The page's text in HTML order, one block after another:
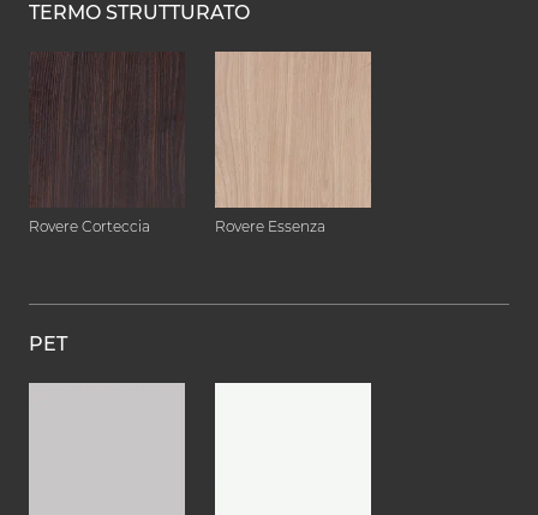
TERMO STRUTTURATO
Rovere Corteccia Rovere Essenza
PET